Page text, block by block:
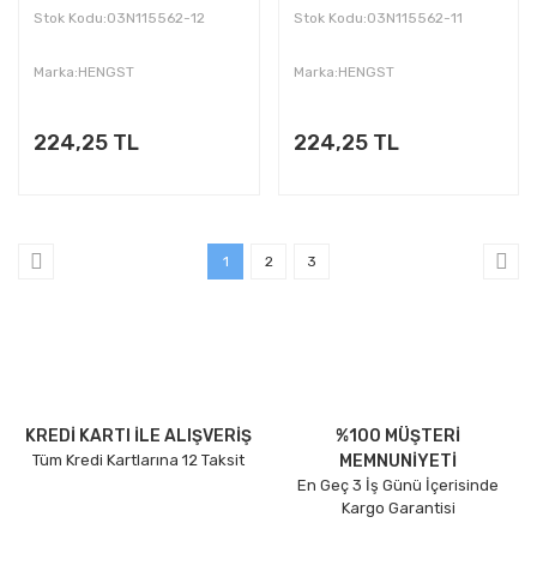
Stok Kodu:03N115562-12
Marka:HENGST
224,25 TL
Stok Kodu:03N115562-11
Marka:HENGST
224,25 TL
1 2 3
KREDİ KARTI İLE ALIŞVERİŞ
Tüm Kredi Kartlarına 12 Taksit
%100 MÜŞTERİ
MEMNUNİYETİ
En Geç 3 İş Günü İçerisinde
Kargo Garantisi